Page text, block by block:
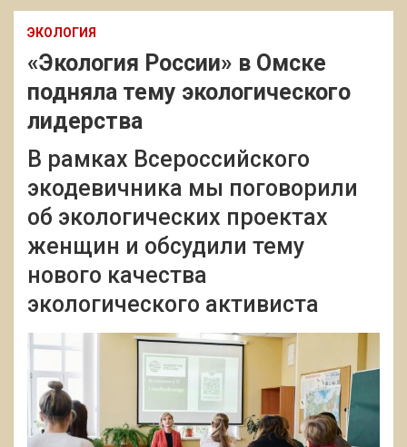
ЭКОЛОГИЯ
«Экология России» в Омске
подняла тему экологического
лидерства
В рамках Всероссийского
экодевичника мы поговорили
об экологических проектах
женщин и обсудили тему
нового качества
экологического активиста